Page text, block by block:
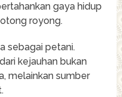
gaya hidup
royong.
sebagai petani.
kejauhan bukan
melainkan sumber